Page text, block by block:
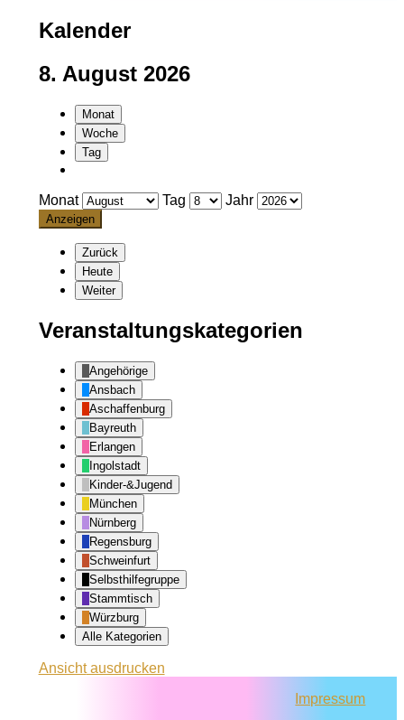
Kalender
8. August 2026
Monat
Woche
Tag
Monat Tag Jahr
Zurück
Heute
Weiter
Veranstaltungskategorien
Angehörige
Ansbach
Aschaffenburg
Bayreuth
Erlangen
Ingolstadt
Kinder-&Jugend
München
Nürnberg
Regensburg
Schweinfurt
Selbsthilfegruppe
Stammtisch
Würzburg
Alle Kategorien
Ansichtausdrucken
Impressum